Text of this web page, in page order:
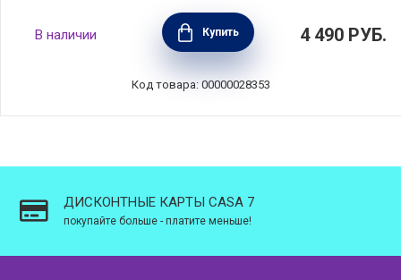
Крышка Cristal 20 см, стекло, BEKA, Бельгия,
13119204
В наличии Купить 4 490 РУБ.
Код товара: 00000028353
ДИСКОНТНЫЕ КАРТЫ CASA 7
покупайте больше - платите меньше!